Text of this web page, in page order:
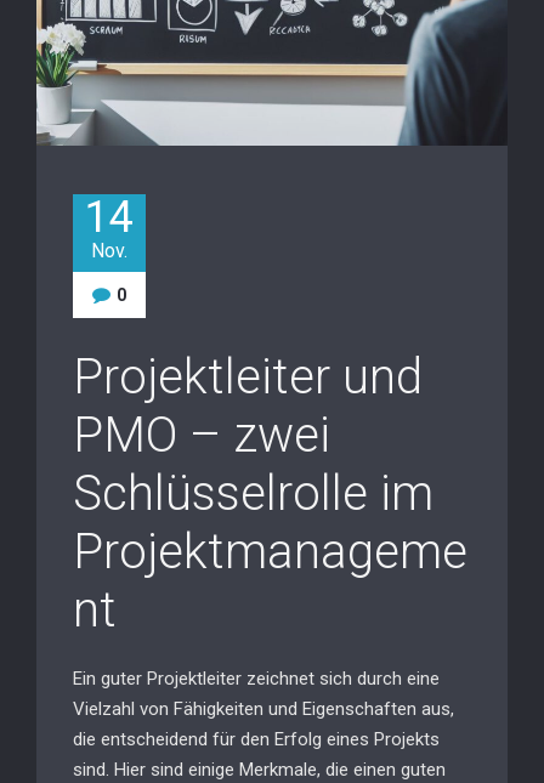
14
Nov.
0
Projektleiter und
PMO – zwei
Schlüsselrolle im
Projektmanageme
nt
Ein guter Projektleiter zeichnet sich durch eine
Vielzahl von Fähigkeiten und Eigenschaften aus,
die entscheidend für den Erfolg eines Projekts
sind. Hier sind einige Merkmale, die einen guten